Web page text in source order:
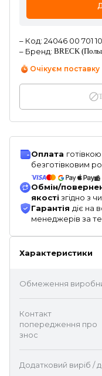
– Код: 24046 00 701 10
– Бренд: BRECK
Очікуєм поставку
Оплата
безготівковим
Обмін/
якості згідно з
Гарантія діє на
менеджерів за
Характеристики
Обмеження
Контакт
попередження про
знос
Додатковий виріб /